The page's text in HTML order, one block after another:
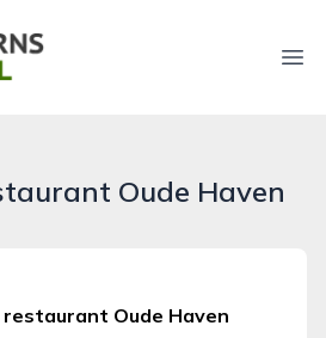
Oude Haven
restaurant Oude Haven